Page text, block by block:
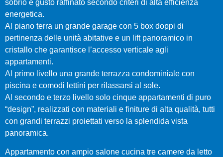
sobrio e gusto raffinato secondo criteri di alta efficienza
energetica.
Al piano terra un grande garage con 5 box doppi di
pertinenza delle unità abitative e un lift panoramico in
cristallo che garantisce l’accesso verticale agli
appartamenti.
Al primo livello una grande terrazza condominiale con
piscina e comodi lettini per rilassarsi al sole.
Al secondo e terzo livello solo cinque appartamenti di puro
“design”, realizzati con materiali e finiture di alta qualità, tutti
con grandi terrazzi proiettati verso la splendida vista
panoramica.
Appartamento con ampio salone cucina tre camere da letto